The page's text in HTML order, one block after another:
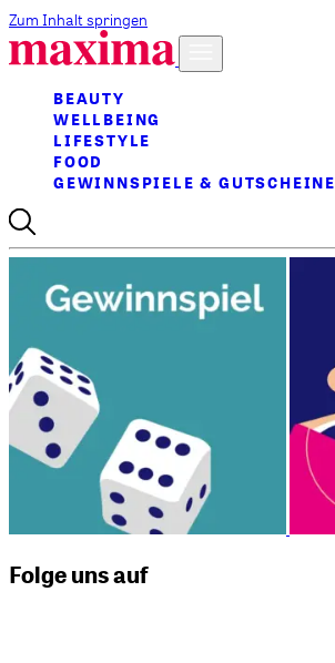
Zum Inhalt springen
BEAUTY
WELLBEING
LIFESTYLE
FOOD
GEWINNSPIELE & GUTSCHEINE
Folge uns auf